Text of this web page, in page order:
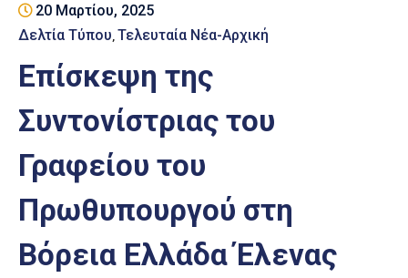
ΓΕΜΗ
Υποστήριξη
Έκθεση
Παραδοσιακών
Επαγγελμάτων
Έκθεση
ΕΒΕΠ-
20 Μαρτίου, 2025
Δελτία Τύπου Τελευταία Νέα-Αρχική
Επίσκεψη της
Συντονίστριας του
Γραφείου του
Πρωθυπουργού στη
Βόρεια Ελλάδα Έλενας